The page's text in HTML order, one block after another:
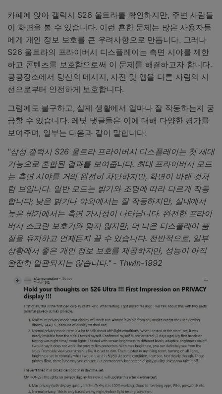
카페에 앉아 갤럭시 S26 울트라를 확인하지만, 주변 사람들
이 화면을 볼 수 있습니다. 이런 흔한 문제는 많은 사용자들
에게 개인 정보 보호를 큰 우려사항으로 만듭니다. 그러나
S26 울트라의 프라이버시 디스플레이는 측면 시야를 제한
하고 콘텐츠를 보호함으로써 이 문제를 해결하고자 합니다.
공공장소에서 당신의 메시지, 사진 및 앱을 다른 사람의 시
선으로부터 안전하게 보호합니다.
그럼에도 불구하고, 실제 생활에서 얼마나 잘 작동하는지 궁
금할 수 있습니다. 레딧 댓글들은 이에 대해 다양한 평가를
보여주며, 일부는 다음과 같이 말합니다:
"삼성 갤럭시 S26 울트라 프라이버시 디스플레이는 첫 세대
기능으로 혼합된 결과를 보여줍니다. 최대 프라이버시 모드
는 측면 시야를 거의 완전히 차단하지만, 화면이 바랜 것처
럼 보입니다. 일반 모드는 밝기와 조명에 따라 다르게 작동
합니다; 낮은 밝기나 야외에서는 잘 작동하지만, 실내에서
높은 밝기에서는 측면 가시성이 나타납니다. 완전한 프라이
버시 스크린 보호기와 맞지 않지만, 더 나은 디스플레이 품
질을 유지하고 언제든지 끌 수 있습니다. 전반적으로, 일부
상황에서 좋은 개인 정보 보호를 제공하지만, 성능이 아직
완전히 일관되지는 않습니다." - Thwin-1992